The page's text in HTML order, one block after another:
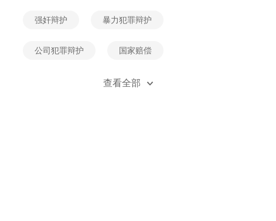
代理合同解除条件有哪些
强奸辩护 暴力犯罪辩护
公司犯罪辩护 国家赔偿
死刑辩护
查看全部